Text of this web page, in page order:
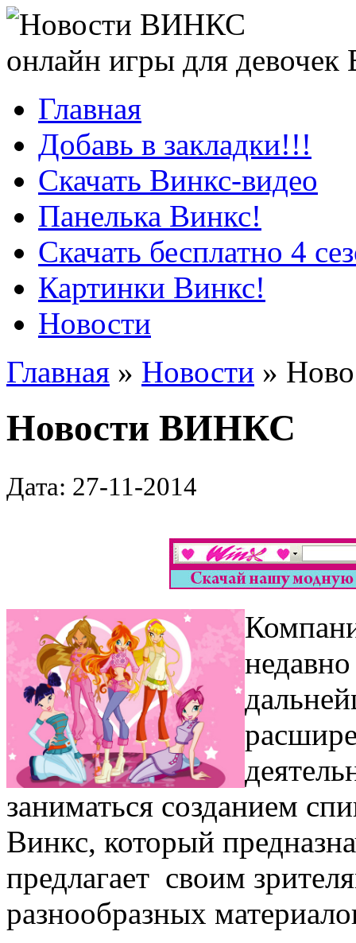
онлайн игры для девочек
Главная
Добавь в закладки!!!
Скачать Винкс-видео
Панелька Винкс!
Скачать бесплатно 4
Картинки Винкс!
Новости
Главная » Новости »
Новости ВИНКС
Дата: 27-11-2014
заниматься созданием
Винкс, который
предлагает своим
разнообразных